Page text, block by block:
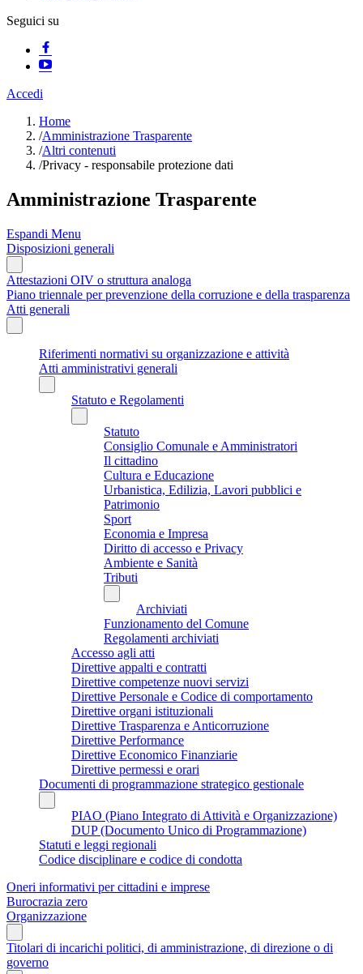
Seguici su
Accedi
Home
/Amministrazione Trasparente
/Altri contenuti
/Privacy - responsabile protezione dati
Amministrazione Trasparente
Espandi Menu
Disposizioni generali
Attestazioni OIV o struttura analoga
Piano triennale per prevenzione della corruzione e della trasparenza
Atti generali
Riferimenti normativi su organizzazione e attività
Atti amministrativi generali
Statuto e Regolamenti
Statuto
Consiglio Comunale e Amministratori
Il cittadino
Cultura e Educazione
Urbanistica, Edilizia, Lavori pubblici e
Patrimonio
Sport
Economia e Impresa
Diritto di accesso e Privacy
Ambiente e Sanità
Tributi
Archiviati
Funzionamento del Comune
Regolamenti archiviati
Accesso agli atti
Direttive appalti e contratti
Direttive competenze nuovi servizi
Direttive Personale e Codice di comportamento
Direttive organi istituzionali
Direttive Trasparenza e Anticorruzione
Direttive Performance
Direttive Economico Finanziarie
Direttive permessi e orari
Documenti di programmazione strategico gestionale
PIAO (Piano Integrato di Attività e Organizzazione)
DUP (Documento Unico di Programmazione)
Statuti e leggi regionali
Codice disciplinare e codice di condotta
Oneri informativi per cittadini e imprese
Burocrazia zero
Organizzazione
Titolari di incarichi politici, di amministrazione, di direzione o di
governo